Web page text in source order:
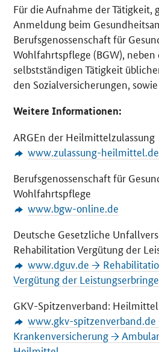
Für die Aufnahme der Tätigkeit,
Anmeldung beim
Berufsgenossenschaft für
Wohlfahrtspflege (BGW),
selbstständigen Tätigkeit
den Sozialversicherungen,
Weitere Informationen:
ARGEn der Heilmittelzulassung
www.zulassung-heilmittel.de
Berufsgenossenschaft für
Wohlfahrtspflege
www.bgw-online.de
Deutsche Gesetzliche
Rehabilitation Vergütung der
www.dguv.de →
Vergütung der
GKV-Spitzenverband: Heilmittel
www.gkv-
Krankenversicherung →